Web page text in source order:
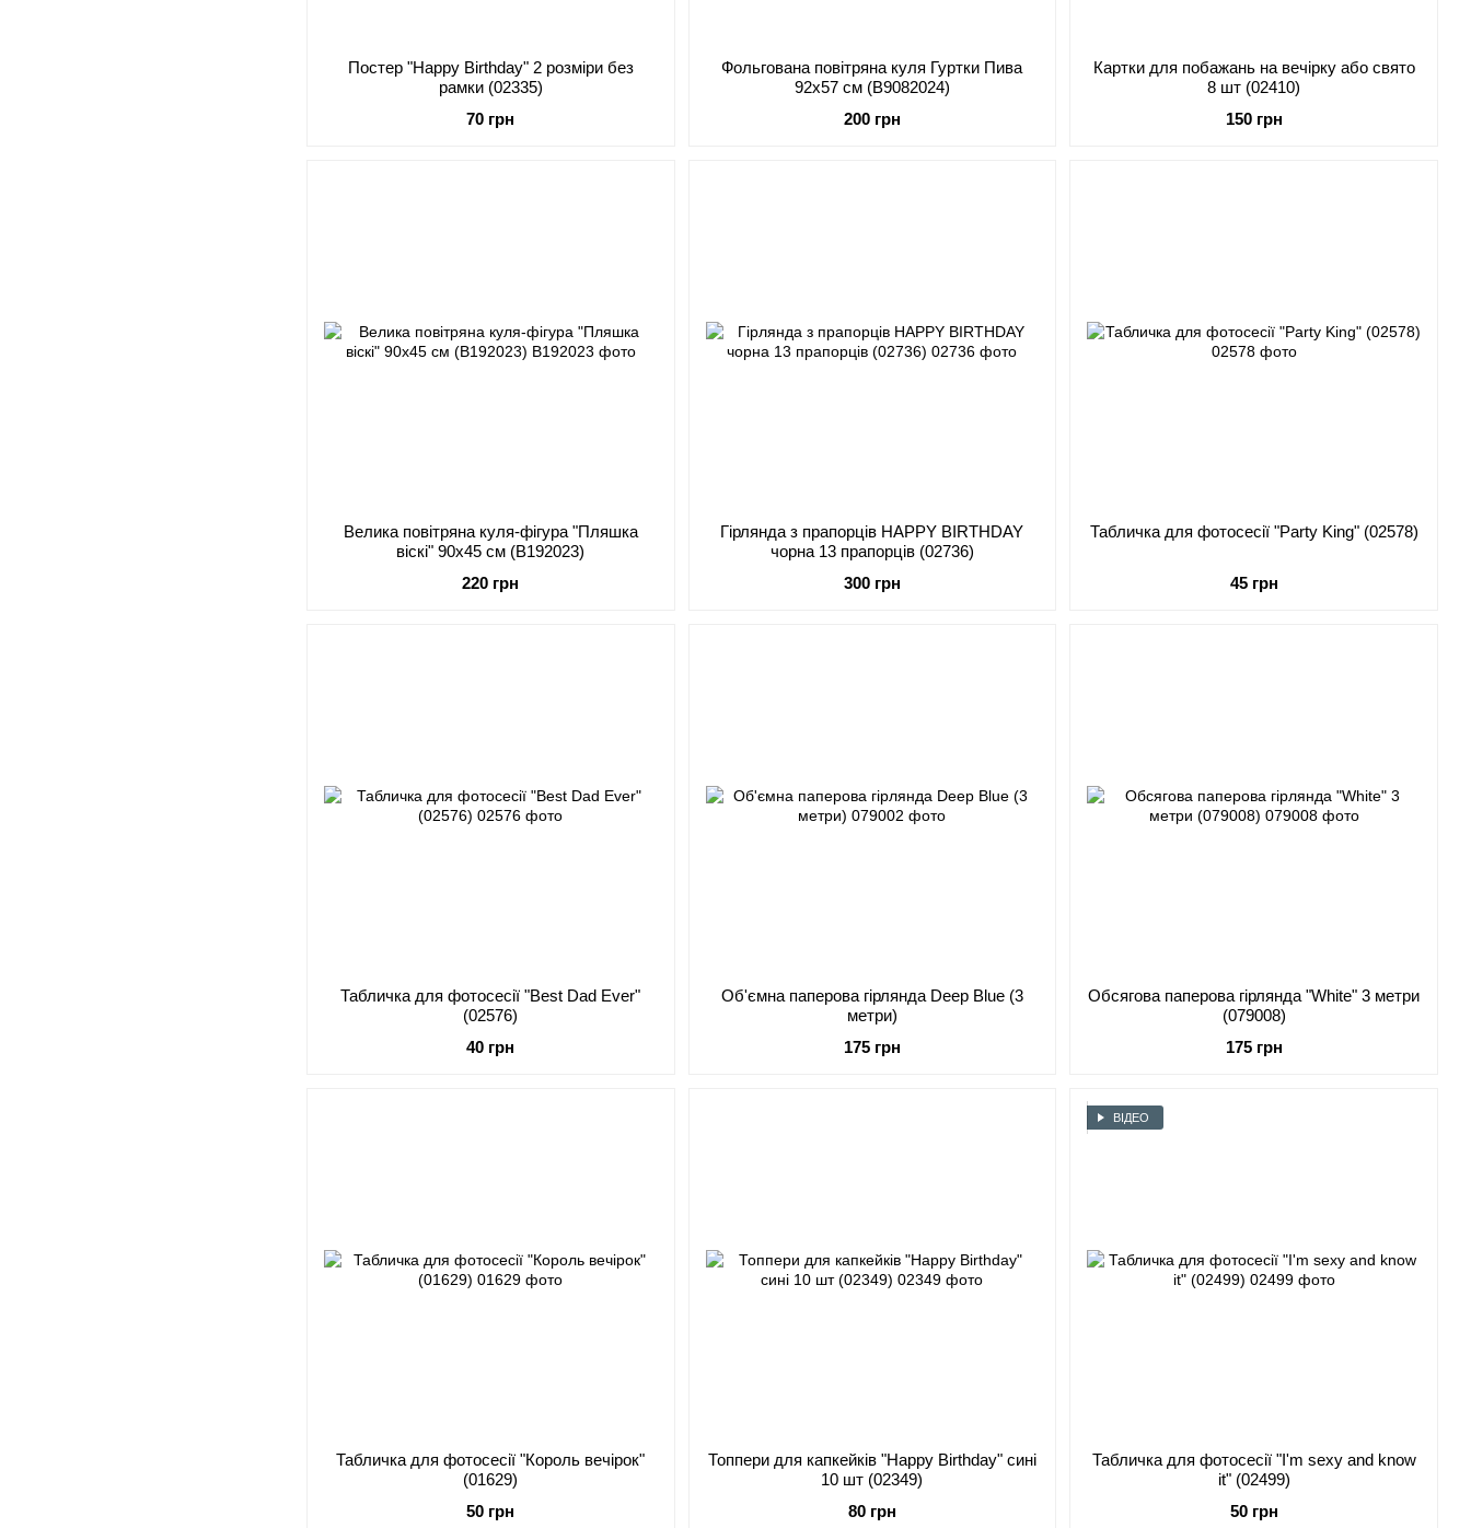
Постер "Happy Birthday" 2 розміри без
рамки (02335)
70 грн
Фольгована повітряна куля Гуртки Пива
92x57 см (B9082024)
200 грн
Картки для побажань на вечірку або свято
8 шт (02410)
150 грн
Велика повітряна куля-фігура "Пляшка
віскі" 90x45 см (B192023)
220 грн
Гірлянда з прапорців HAPPY BIRTHDAY
чорна 13 прапорців (02736)
300 грн
Табличка для фотосесії "Party King" (02578)
45 грн
Табличка для фотосесії "Best Dad Ever"
(02576)
40 грн
Об'ємна паперова гірлянда Deep Blue (3
метри)
175 грн
Обсягова паперова гірлянда "White" 3 метри
(079008)
175 грн
Табличка для фотосесії "Король вечірок"
(01629)
50 грн
Топпери для капкейків "Happy Birthday" сині
10 шт (02349)
80 грн
ВІДЕО
Табличка для фотосесії "I'm sexy and know
it" (02499)
50 грн